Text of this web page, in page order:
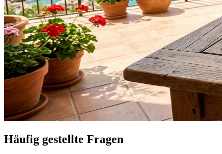
Häufig gestellte Fragen